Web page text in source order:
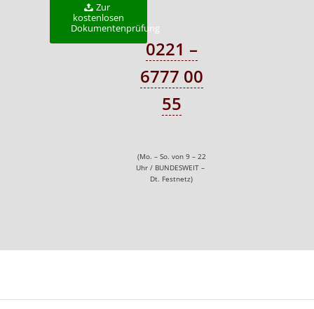
Zur
kostenlosen
Dokumentenprüfung
0221 –
6777 00
55
(Mo. – So. von 9 – 22
Uhr / BUNDESWEIT –
Dt. Festnetz)